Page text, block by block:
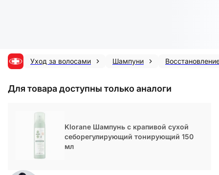
Уход за волосами Шампуни
Для товара доступны только аналоги
Klorane Шампунь с крапивой сухой
себорегулирующий тонирующий 150
мл